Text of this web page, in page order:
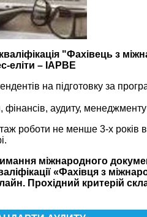
"Фахівець з
еліти – IAPBE
на підготовку за
фінансів, аудиту,
роботи не менше 3-х років в
міжнародного
«Фахівця з
Прохідний критерій